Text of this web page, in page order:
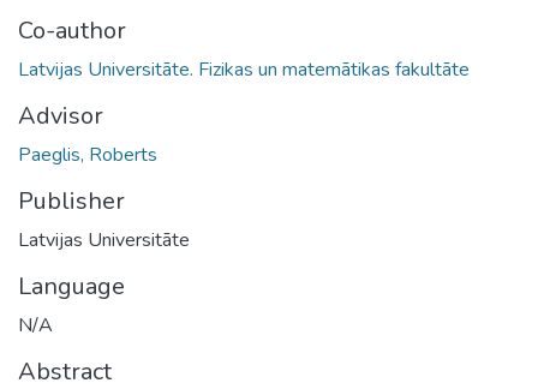
Co-author
Latvijas Universitāte. Fizikas un matemātikas fakultāte
Advisor
Paeglis, Roberts
Publisher
Latvijas Universitāte
Language
N/A
Abstract